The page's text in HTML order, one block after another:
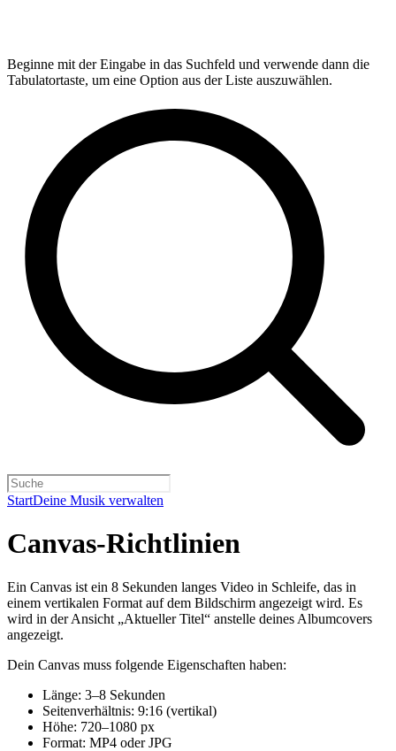
Beginne mit der Eingabe in das Suchfeld und verwende dann die
Tabulatortaste, um eine Option aus der Liste auszuwählen.
StartDeine Musik verwalten
Canvas-Richtlinien
Ein Canvas ist ein 8 Sekunden langes Video in Schleife, das in
einem vertikalen Format auf dem Bildschirm angezeigt wird. Es
wird in der Ansicht „Aktueller Titel“ anstelle deines Albumcovers
angezeigt.
Dein Canvas muss folgende Eigenschaften haben:
Länge: 3–8 Sekunden
Seitenverhältnis: 9:16 (vertikal)
Höhe: 720–1080 px
Format: MP4 oder JPG